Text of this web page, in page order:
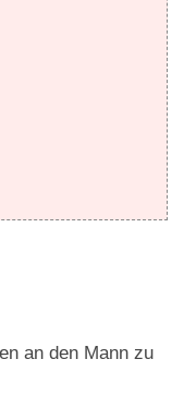
an den Mann zu